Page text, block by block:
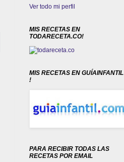
Ver todo mi perfil
MIS RECETAS EN
TODARECETA.CO!
MIS RECETAS EN GUÍAINFANTIL
!
PARA RECIBIR TODAS LAS
RECETAS POR EMAIL